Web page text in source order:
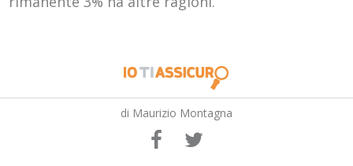
di Maurizio Montagna